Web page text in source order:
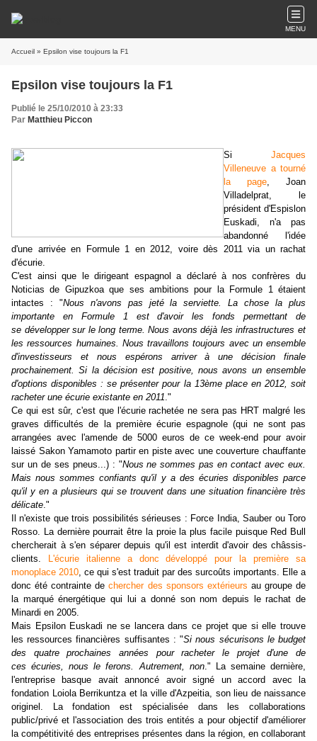
MENU
Accueil » Epsilon vise toujours la F1
Epsilon vise toujours la F1
Publié le 25/10/2010 à 23:33
Par Matthieu Piccon
Si Jacques
Villeneuve a tourné
la page, Joan
Villadelprat, le
président d'Espislon
Euskadi, n'a pas
abandonné l'idée
d'une arrivée en Formule 1 en 2012, voire dès 2011 via un rachat
d'écurie.
C'est ainsi que le dirigeant espagnol a déclaré à nos confrères du
Noticias de Gipuzkoa que ses ambitions pour la Formule 1 étaient
intactes : "Nous n'avons pas jeté la serviette. La chose la plus
importante en Formule 1 est d'avoir les fonds permettant de
se développer sur le long terme. Nous avons déjà les infrastructures et
les ressources humaines. Nous travaillons toujours avec un ensemble
d'investisseurs et nous espérons arriver à une décision finale
prochainement. Si la décision est positive, nous avons un ensemble
d'options disponibles : se présenter pour la 13ème place en 2012, soit
racheter une écurie existante en 2011."
Ce qui est sûr, c'est que l'écurie rachetée ne sera pas HRT malgré les
graves difficultés de la première écurie espagnole (qui ne sont pas
arrangées avec l'amende de 5000 euros de ce week-end pour avoir
laissé Sakon Yamamoto partir en piste avec une couverture chauffante
sur un de ses pneus...) : "Nous ne sommes pas en contact avec eux.
Mais nous sommes confiants qu'il y a des écuries disponibles parce
qu'il y en a plusieurs qui se trouvent dans une situation financière très
délicate."
Il n'existe que trois possibilités sérieuses : Force India, Sauber ou Toro
Rosso. La dernière pourrait être la proie la plus facile puisque Red Bull
chercherait à s'en séparer depuis qu'il est interdit d'avoir des châssis-
clients.
L'écurie italienne a donc développé pour la première sa
monoplace 2010, ce qui s'est traduit par des surcoûts importants. Elle a
donc été contrainte dechercher des sponsors extérieurs au groupe de
la marqué énergétique qui lui a donné son nom depuis le rachat de
Minardi en 2005.
Mais Epsilon Euskadi ne se lancera dans ce projet que si elle trouve
les ressources financières suffisantes : "Si nous sécurisons le budget
des quatre prochaines années pour racheter le projet d'une de
ces écuries, nous le ferons. Autrement, non." La semaine dernière,
l'entreprise basque avait annoncé avoir signé un accord avec la
fondation Loiola Berrikuntza et la ville d'Azpeitia, son lieu de naissance
originel. La fondation est spécialisée dans les collaborations
public/privé et l'association des trois entités a pour objectif d'améliorer
la compétitivité des entreprises présentes dans la région, en collaborant